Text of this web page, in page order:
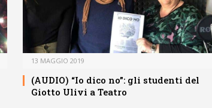
13 MAGGIO 2019
(AUDIO) “Io dico no”: gli studenti del
Giotto Ulivi a Teatro